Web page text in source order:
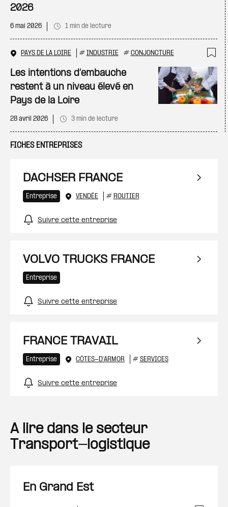
2026
6 mai 2026 1 min de lecture
PAYS DE LA LOIRE # INDUSTRIE # CONJONCTURE
Les intentions d’embauche
restent à un niveau élevé en
Pays de la Loire
28 avril 2026 3 min de lecture
FICHES ENTREPRISES
DACHSER FRANCE
Entreprise VENDÉE # ROUTIER
Suivre cette entreprise
VOLVO TRUCKS FRANCE
Entreprise
Suivre cette entreprise
FRANCE TRAVAIL
Entreprise CÔTES-D'ARMOR # SERVICES
Suivre cette entreprise
A lire dans le secteur
Transport-logistique
En Grand Est